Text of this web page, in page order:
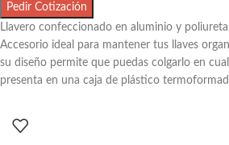
Pedir Cotización
Llavero confeccionado en aluminio y
Accesorio ideal para mantener tus llaves
su diseño permite que puedas colgarlo en
presenta en una caja de plástico